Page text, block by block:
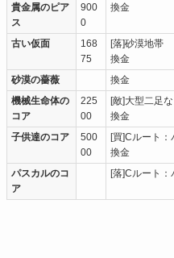
貴金属のピア
ス
900
0
換金
古い仮面
168
75
[落]砂漠地帯
換金
砂漠の薔薇
換金
機械生命体の
コア
225
00
[敵]大型二足
換金
子供達のコア
500
00
[買]Cルート：
換金
パスカルのコ
ア
[落]Cルート：